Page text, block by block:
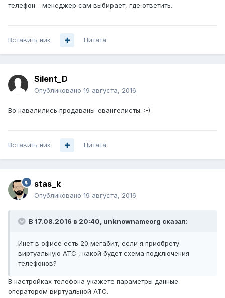
телефон - менеджер сам выбирает, где ответить.
Вставить ник Цитата
Silent_D
Опубликовано 19 августа, 2016
Во навалились продаваны-евангелисты. :-)
Вставить ник Цитата
stas_k
Опубликовано 19 августа, 2016
В 17.08.2016 в 20:40, unknownameorg сказал:
Инет в офисе есть 20 мегабит, если я приобрету
виртуальную АТС , какой будет схема подключения
телефонов?
В настройках телефона укажете параметры данные
оператором виртуальной АТС.